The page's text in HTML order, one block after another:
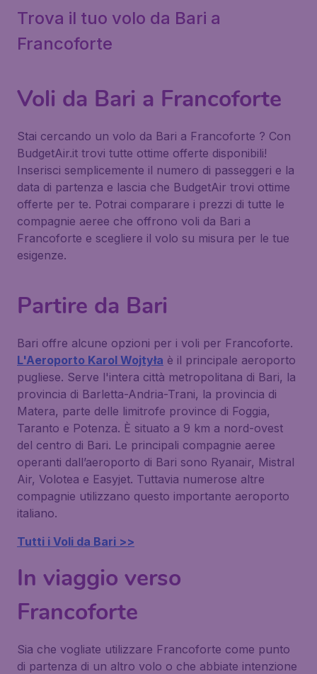
Trova il tuo volo da Bari a
Francoforte
Voli da Bari a Francoforte
Stai cercando un volo da Bari a Francoforte ? Con
BudgetAir.it trovi tutte ottime offerte disponibili!
Inserisci semplicemente il numero di passeggeri e la
data di partenza e lascia che BudgetAir trovi ottime
offerte per te. Potrai comparare i prezzi di tutte le
compagnie aeree che offrono voli da Bari a
Francoforte e scegliere il volo su misura per le tue
esigenze.
Partire da Bari
Bari offre alcune opzioni per i voli per Francoforte.
L'Aeroporto Karol Wojtyła è il principale aeroporto
pugliese. Serve l'intera città metropolitana di Bari, la
provincia di Barletta-Andria-Trani, la provincia di
Matera, parte delle limitrofe province di Foggia,
Taranto e Potenza. È situato a 9 km a nord-ovest
del centro di Bari. Le principali compagnie aeree
operanti dall’aeroporto di Bari sono Ryanair, Mistral
Air, Volotea e Easyjet. Tuttavia numerose altre
compagnie utilizzano questo importante aeroporto
italiano.
Tutti i Voli da Bari >>
In viaggio verso
Francoforte
Sia che vogliate utilizzare Francoforte come punto
di partenza di un altro volo o che abbiate intenzione